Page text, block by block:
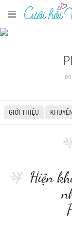
GIỚI THIỆU
Hiện